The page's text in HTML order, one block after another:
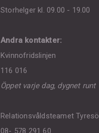
Storhelger kl. 09.00 - 19.00
Andra kontakter:
Kvinnofridslinjen
116 016
Öppet varje dag, dygnet runt
Relationsvåldsteamet Tyresö
08- 578 291 60